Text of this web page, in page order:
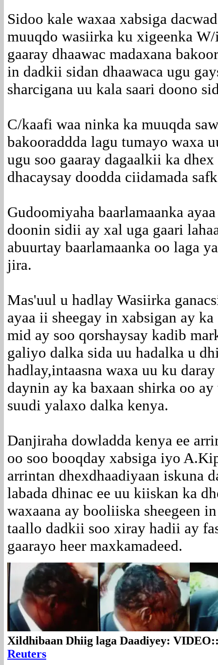
Sidoo kale waxaa xabsiga
muuqdo wasiirka ku xigeenka
gaaray dhaawac madaxana
in dadkii sidan dhaawaca ugu
sharcigana uu kala saari doono
C/kaafi waa ninka ka muuqda
bakooraddda lagu tumayo waxa
ugu soo gaaray dagaalkii ka
dhacaysay doodda ciidamada
Gudoomiyaha baarlamaanka
doonin sidii ay xal uga gaari
abuurtay baarlamaanka oo laga
jira.
Mas'uul u hadlay Wasiirka
ayaa ii sheegay in xabsigan ay
mid ay soo qorshaysay kadib
galiyo dalka sida uu hadalka u
hadlay,intaasna waxa uu ku
daynin ay ka baxaan shirka oo
suudi yalaxo dalka kenya.
Danjiraha dowladda kenya ee
oo soo booqday xabsiga iyo
arrintan dhexdhaadiyaan iskuna
labada dhinac ee uu kiiskan ka
waxaana ay booliiska sheegeen
taallo dadkii soo xiray hadii ay
gaarayo heer maxkamadeed.
Xildhibaan Dhiig laga Daadiyey:
Reuters